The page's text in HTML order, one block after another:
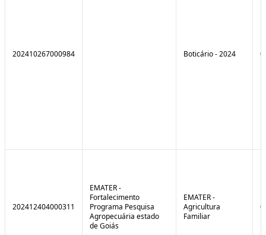
202410267000984 Boticário - 2024
202412404000311
EMATER -
Fortalecimento
Programa Pesquisa
Agropecuária estado
de Goiás
EMATER -
Agricultura
Familiar